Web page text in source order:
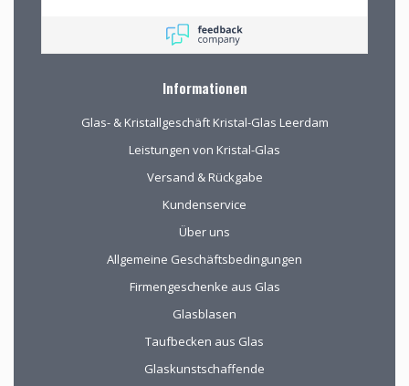
schitterend glaswerk
Informationen
Glas- & Kristallgeschäft Kristal-Glas Leerdam
Leistungen von Kristal-Glas
Versand & Rückgabe
Kundenservice
Über uns
Allgemeine Geschäftsbedingungen
Firmengeschenke aus Glas
Glasblasen
Taufbecken aus Glas
Glaskunstschaffende